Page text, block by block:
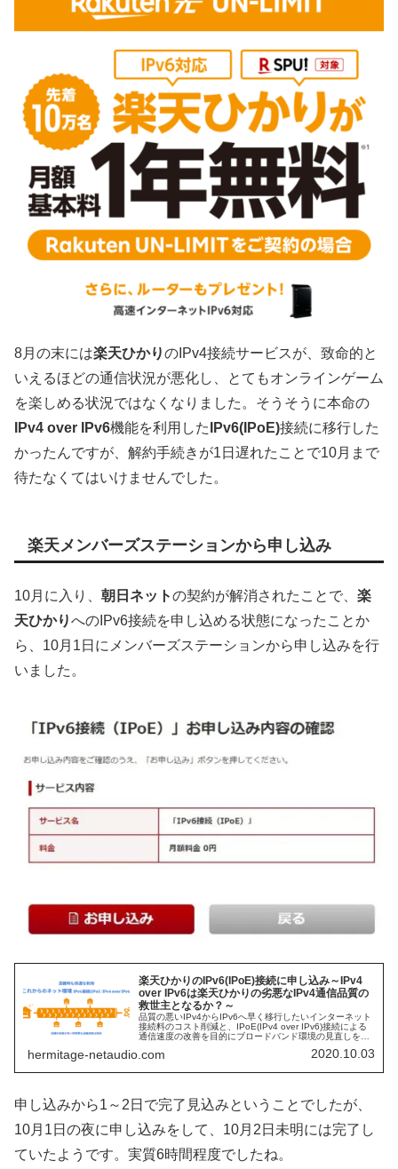
8月の末には楽天ひかりのIPv4接続サービスが、致命的と
いえるほどの通信状況が悪化し、とてもオンラインゲーム
を楽しめる状況ではなくなりました。そうそうに本命の
IPv4 over IPv6機能を利用した IPv6(IPoE)接続に移行した
かったんですが、解約手続きが1日遅れたことで10月まで
待たなくてはいけませんでした。
楽天メンバーズステーションから申し込み
10月に入り、 朝日ネットの契約が解消されたことで、 楽
天ひかりへのIPv6接続を申し込める状態になったことか
ら、10月1日にメンバーズステーションから申し込みを行
いました。
楽天ひかりのIPv6(IPoE)接続に申し込み～IPv4
over IPv6は楽天ひかりの劣悪なIPv4通信品質の
救世主となるか？～
品質の悪いIPv4からIPv6へ早く移行したいインターネット
接続料のコスト削減と、IPoE(IPv4 over IPv6)接続による
通信速度の改善を目的にブロードバンド環境の見直しを行
hermitage-netaudio.com 2020.10.03
申し込みから1～2日で完了見込みということでしたが、
10月1日の夜に申し込みをして、10月2日未明には完了し
ていたようです。実質6時間程度でしたね。